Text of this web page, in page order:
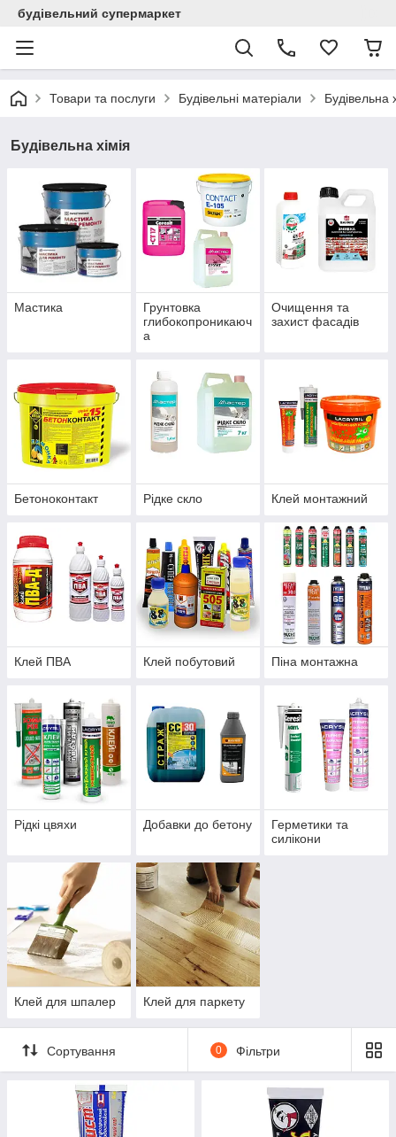
будівельний супермаркет
Товари та послуги Будівельні матеріали Будівельна
Будівельна хімія
Мастика
Грунтовка
глибокопроникаюч
а
Очищення та
захист фасадів
Бетоноконтакт Рідке скло Клей монтажний
Клей ПВА Клей побутовий Піна монтажна
Рідкі цвяхи Добавки до бетону
Герметики та
силікони
Клей для шпалер Клей для паркету
Сортування 0 Фільтри